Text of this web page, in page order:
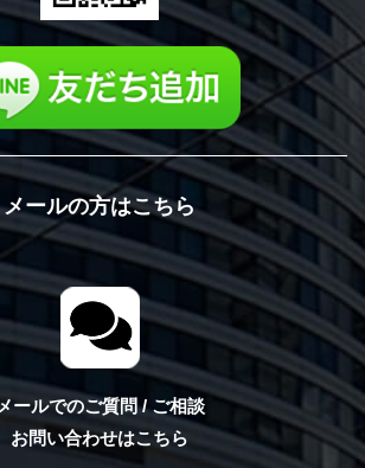
メールの方はこちら
メールでのご質問 / ご相談
お問い合わせはこちら